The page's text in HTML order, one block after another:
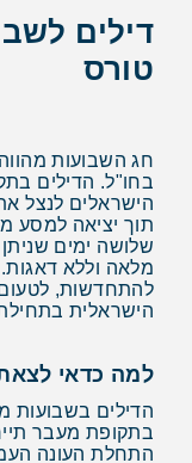
טורס
חג השבועות
בחו"ל. הדילים
הישראלים לנצל
תוך יציאה למסע
שלושה ימים
מלאה וללא
להתחדשות,
הישראלית
למה כדאי
הדילים בשבועות
בתקופת מעבר
התחלת העונה